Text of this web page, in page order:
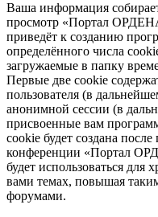
Ваша информация
просмотр «Портал
приведёт к созданию
определённого числа
загружаемые в папку
Первые две cookie
пользователя (в
анонимной сессии (в
присвоенные вам
cookie будет создана
конференции «Портал
будет использоваться
вами темах, повышая
форумами.